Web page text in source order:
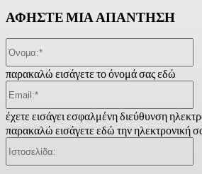
ΑΦΗΣΤΕ ΜΙΑ ΑΠΑΝΤΗΣΗ
παρακαλώ εισάγετε το όνομά σας εδώ
έχετε εισάγει εσφαλμένη διεύθυνση
παρακαλώ εισάγετε εδώ την ηλεκτρονική